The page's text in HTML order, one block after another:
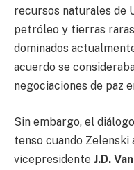
recursos naturales de
petróleo y tierras
dominados
acuerdo se
negociaciones de paz
Sin embargo, el
tenso cuando
vicepresidente J.D.